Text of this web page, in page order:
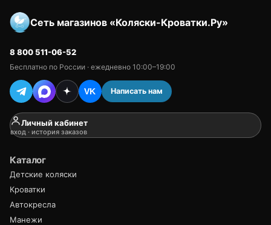
Сеть магазинов «Коляски-Кроватки.Ру»
8 800 511-06-52
Бесплатно по России · ежедневно 10:00–19:00
VK Написать нам
Личный кабинет
вход · история заказов
Каталог
Детские коляски
Кроватки
Автокресла
Манежи